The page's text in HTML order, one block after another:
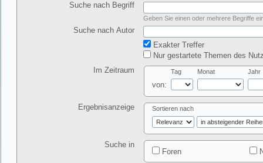
Suche nach Begriff
Geben Sie einen oder mehrere Begriffe
Suche nach Autor
Exakter Treffer
Nur gestartete Themen des
Im Zeitraum
von:
Tag Monat Jahr
Ergebnisanzeige Sortieren nach
Suche in
Foren